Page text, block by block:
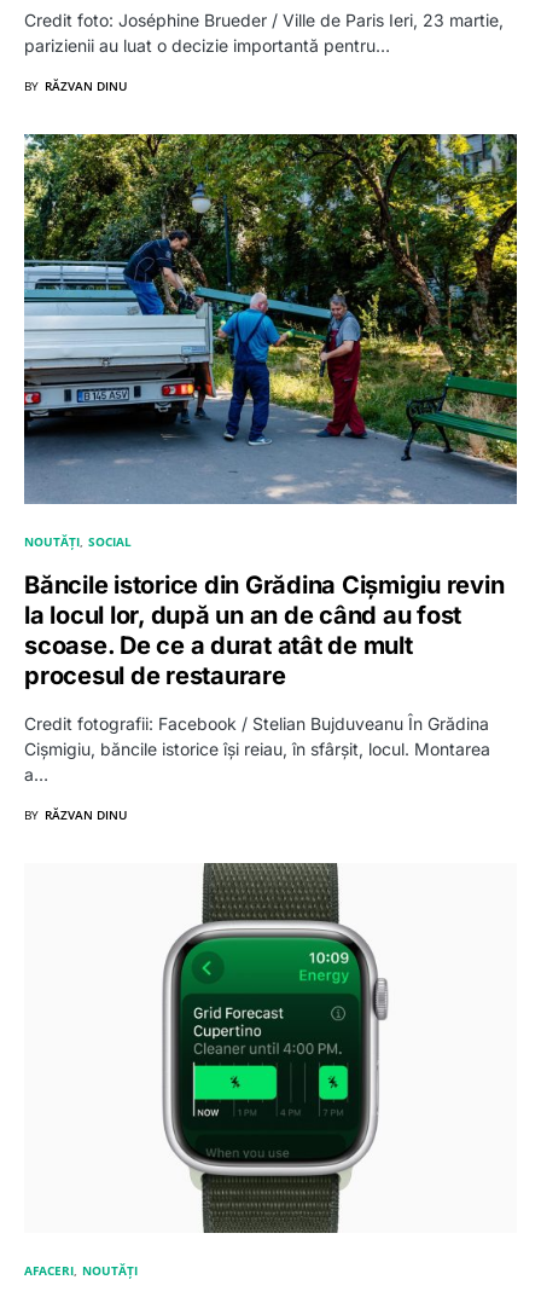
Credit foto: Joséphine Brueder / Ville de Paris Ieri, 23 martie,
parizienii au luat o decizie importantă pentru…
BY RĂZVAN DINU
NOUTĂȚI SOCIAL
Băncile istorice din Grădina Cișmigiu revin
la locul lor, după un an de când au fost
scoase. De ce a durat atât de mult
procesul de restaurare
Credit fotografii: Facebook / Stelian Bujduveanu În Grădina
Cișmigiu, băncile istorice își reiau, în sfârșit, locul. Montarea
a…
BY RĂZVAN DINU
AFACERI NOUTĂȚI